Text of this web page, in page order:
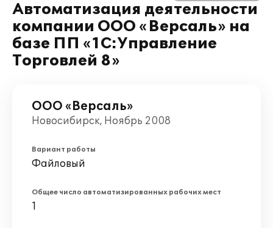
Автоматизация деятельности
компании ООО «Версаль» на
базе ПП «1С:Управление
Торговлей 8»
ООО «Версаль»
Новосибирск, Ноябрь 2008
Вариант работы
Файловый
Общее число автоматизированных рабочих мест
1